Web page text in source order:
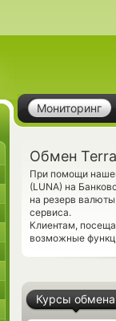
Мониторинг
Обмен
При помощи
(LUNA) на
на резерв
сервиса.
Клиентам,
возможные
Курсы обмена